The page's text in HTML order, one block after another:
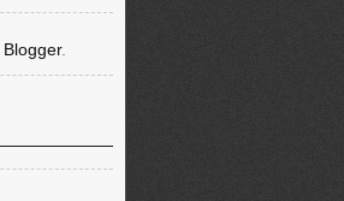
Blogger.